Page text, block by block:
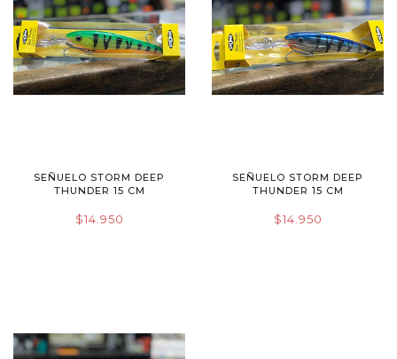
SEÑUELO STORM DEEP
THUNDER 15 CM
$14.950
SEÑUELO STORM DEEP
THUNDER 15 CM
$14.950